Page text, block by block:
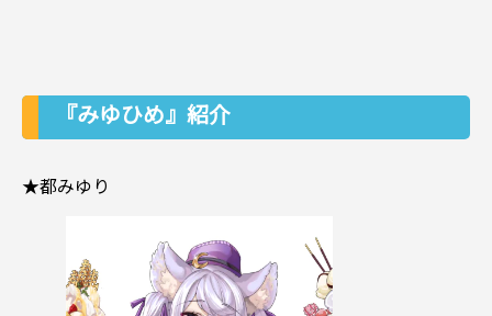
『みゆひめ』紹介
★都みゆり